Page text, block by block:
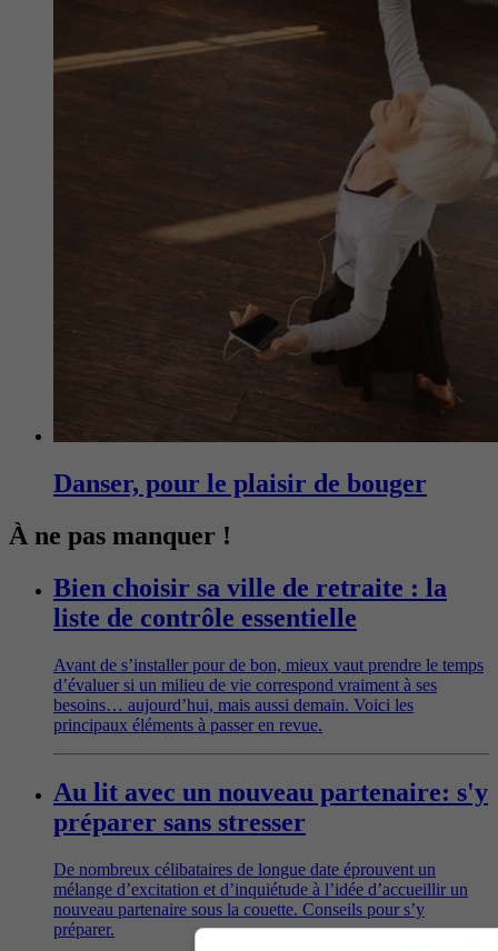
Danser, pour le plaisir de bouger
À ne pas manquer !
Bien choisir sa ville de retraite : la
liste de contrôle essentielle
Avant de s’installer pour de bon, mieux vaut prendre le temps
d’évaluer si un milieu de vie correspond vraiment à ses
besoins… aujourd’hui, mais aussi demain. Voici les
principaux éléments à passer en revue.
Au lit avec un nouveau partenaire: s'y
préparer sans stresser
De nombreux célibataires de longue date éprouvent un
mélange d’excitation et d’inquiétude à l’idée d’accueillir un
nouveau partenaire sous la couette. Conseils pour s’y
préparer.